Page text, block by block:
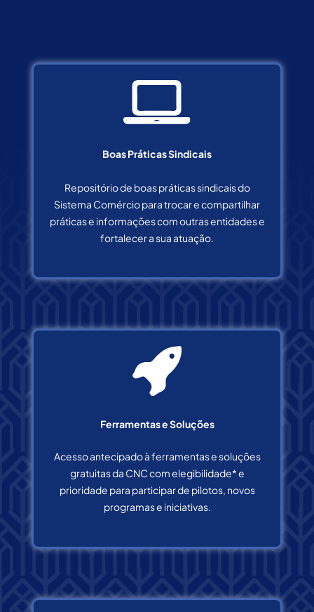
Boas Práticas Sindicais
Repositório de boas práticas sindicais do
Sistema Comércio para trocar e compartilhar
práticas e informações com outras entidades e
fortalecer a sua atuação.
Ferramentas e Soluções
Acesso antecipado à ferramentas e soluções
gratuitas da CNC com elegibilidade* e
prioridade para participar de pilotos, novos
programas e iniciativas.